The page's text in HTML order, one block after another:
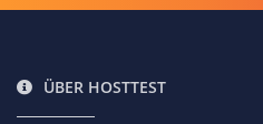
ÜBER HOSTTEST